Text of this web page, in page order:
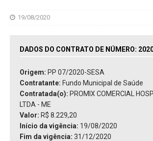
19/08/2020
DADOS DO CONTRATO DE NÚMERO:
Origem: PP 07/2020-SESA
Contratante: Fundo Municipal de Saúde
Contratada(o): PROMIX COMERCIAL
LTDA - ME
Valor: R$ 8.229,20
Início da vigência: 19/08/2020
Fim da vigência: 31/12/2020